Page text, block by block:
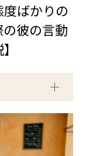
度ばかりの
彼の言動